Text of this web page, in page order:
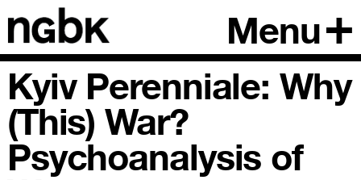
Menu
Kyiv Perenniale: Why
(This) War?
Psychoanalysis of